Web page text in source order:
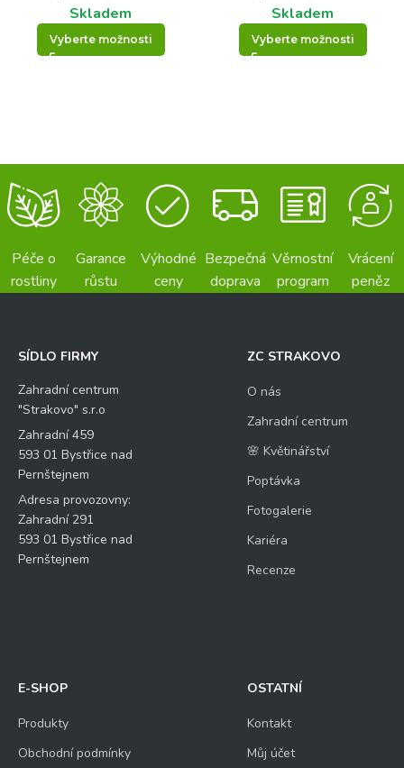
Skladem
Vyberte možnosti
Skladem
Vyberte možnosti
Péče o
rostliny
Garance
růstu
Výhodné
ceny
Bezpečná
doprava
Věrnostní
program
Vrácení
peněz
SÍDLO FIRMY
Zahradní centrum
"Strakovo" s.r.o
Zahradní 459
593 01 Bystřice nad
Pernštejnem
Adresa provozovny:
Zahradní 291
593 01 Bystřice nad
Pernštejnem
ZC STRAKOVO
O nás
Zahradní centrum
🌸 Květinářství
Poptávka
Fotogalerie
Kariéra
Recenze
E-SHOP
Produkty
Obchodní podmínky
OSTATNÍ
Kontakt
Můj účet